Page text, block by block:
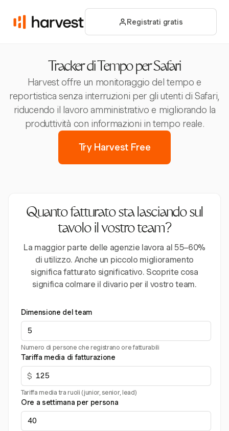
Registrati gratis
Tracker di Tempo per Safari
Harvest offre un monitoraggio del tempo e
reportistica senza interruzioni per gli utenti di Safari,
riducendo il lavoro amministrativo e migliorando la
produttività con informazioni in tempo reale.
Try Harvest Free
Quanto fatturato sta lasciando sul
tavolo il vostro team?
La maggior parte delle agenzie lavora al 55–60%
di utilizzo. Anche un piccolo miglioramento
significa fatturato significativo. Scoprite cosa
significa colmare il divario per il vostro team.
Dimensione del team
Numero di persone che registrano ore fatturabili
Tariffa media di fatturazione
$
Tariffa media tra ruoli (junior, senior, lead)
Ore a settimana per persona